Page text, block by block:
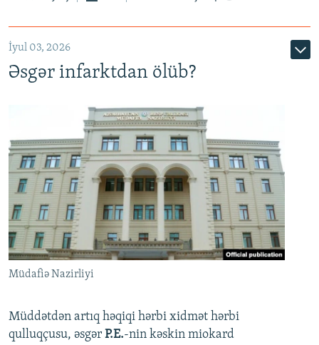
720p 1080p
İyul 03, 2026
Əsgər infarktdan ölüb?
Müdafiə Nazirliyi
Müddətdən artıq həqiqi hərbi xidmət hərbi
qulluqçusu, əsgər P.E.-nin kəskin miokard